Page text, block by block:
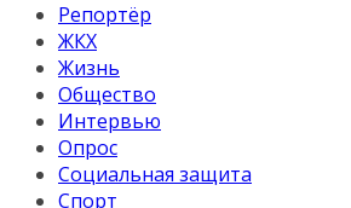
Репортёр
ЖКХ
Жизнь
Общество
Интервью
Опрос
Социальная защита
Спорт